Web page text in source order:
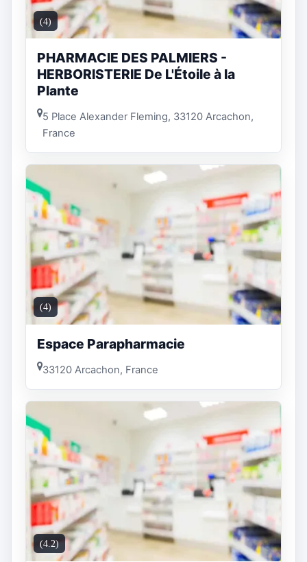
(4)
PHARMACIE DES PALMIERS -
HERBORISTERIE De L'Étoile à la
Plante
5 Place Alexander Fleming, 33120 Arcachon,
France
(4)
Espace Parapharmacie
33120 Arcachon, France
(4.2)